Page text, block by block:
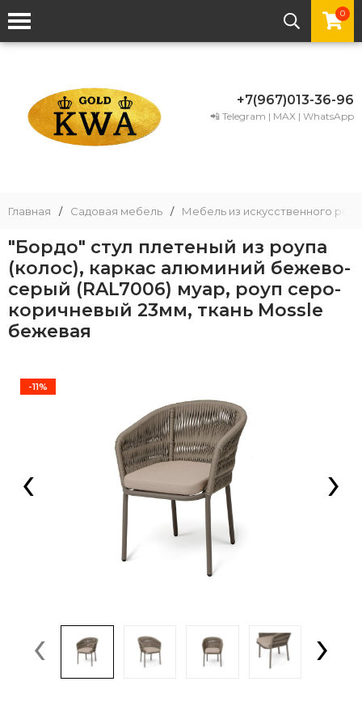
0
+7(967)013-36-96
📲 Telegram | MAX | WhatsApp
Главная / Садовая мебель / Мебель из искусственного
"Бордо" стул плетеный из роупа
(колос), каркас алюминий бежево-
серый (RAL7006) муар, роуп серо-
коричневый 23мм, ткань Mossle
бежевая
-11%
‹ ›
‹ ›